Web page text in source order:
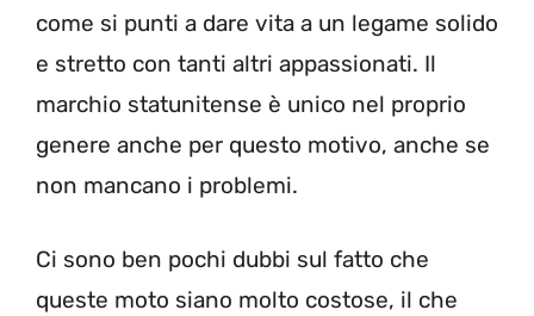
come si punti a dare vita a un legame solido
e stretto con tanti altri appassionati. Il
marchio statunitense è unico nel proprio
genere anche per questo motivo, anche se
non mancano i problemi.
Ci sono ben pochi dubbi sul fatto che
queste moto siano molto costose, il che